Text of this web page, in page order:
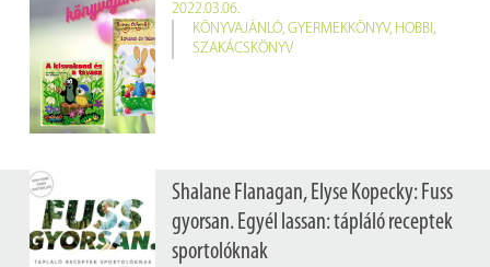
KONFERENCIÁK
ADATBÁZISOK
BLOG
2022.03.06.
KÖNYVAJÁNLÓ, GYERMEKKÖNYV, HOBBI,
SZAKÁCSKÖNYV
Shalane Flanagan, Elyse Kopecky: Fuss
gyorsan. Egyél lassan: tápláló receptek
sportolóknak